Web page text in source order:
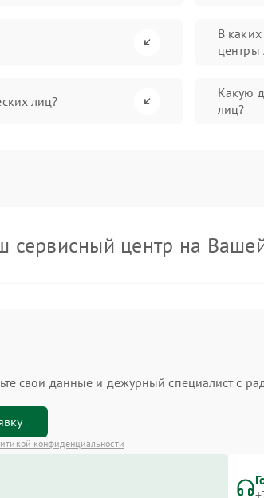
В
центры
лиц?
Какую
лиц?
сервисный центр на
свои данные и дежурный специалист с
конфиденциальности